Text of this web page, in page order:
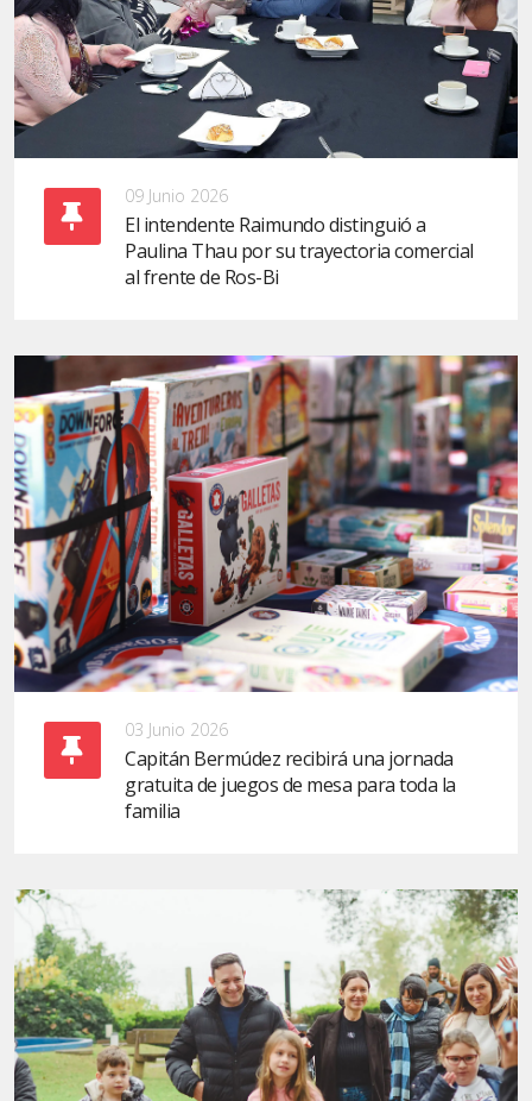
09 Junio 2026
El intendente Raimundo distinguió a
Paulina Thau por su trayectoria comercial
al frente de Ros-Bi
03 Junio 2026
Capitán Bermúdez recibirá una jornada
gratuita de juegos de mesa para toda la
familia